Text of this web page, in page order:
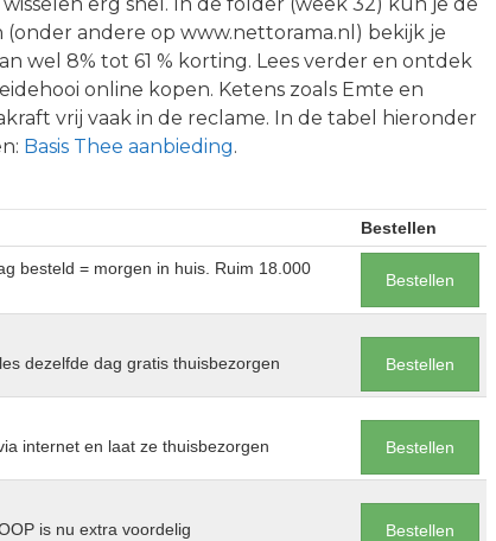
(onder andere op www.nettorama.nl) bekijk je
wel 8% tot 61 % korting. Lees verder en ontdek
online kopen. Ketens zoals Emte en
vrij vaak in de reclame. In de tabel hieronder
Basis Thee aanbieding.
Bestellen
besteld = morgen in huis. Ruim 18.000
Bestellen
dezelfde dag gratis thuisbezorgen Bestellen
internet en laat ze thuisbezorgen Bestellen
is nu extra voordelig Bestellen